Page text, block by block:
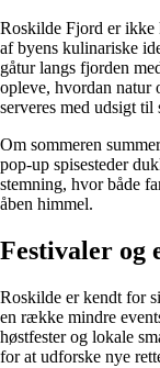
Roskilde Fjord er ikke
af byens kulinariske
gåtur langs fjorden
opleve, hvordan natur
serveres med udsigt til
Om sommeren
pop-up spisesteder
stemning, hvor både
åben himmel.
Festivaler og
Roskilde er kendt for
en række mindre
høstfester og lokale
for at udforske nye